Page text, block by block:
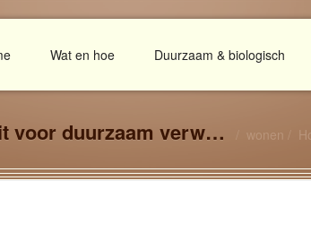
Wat en hoe Duurzaam & biologisch
Toppellets.nl – Houtpellets van topkwaliteit voor duurzaam verwarmen wonen